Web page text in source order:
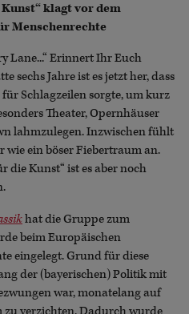
klagt vor dem
Menschenrechte
Lane...“ Erinnert Ihr Euch
sechs Jahre ist es jetzt her, dass
Schlagzeilen sorgte, um kurz
Theater, Opernhäuser
lahmzulegen. Inzwischen fühlt
ein böser Fiebertraum an.
die Kunst“ ist es aber noch
hat die Gruppe zum
beim Europäischen
eingelegt. Grund für diese
der (bayerischen) Politik mit
war, monatelang auf
verzichten. Dadurch wurde